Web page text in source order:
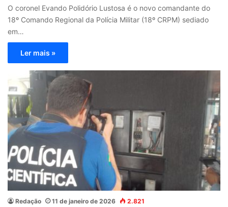
O coronel Evando Polidório Lustosa é o novo comandante do
18º Comando Regional da Polícia Militar (18º CRPM) sediado
em…
Ler mais »
Redação 11 de janeiro de 2026 2.821